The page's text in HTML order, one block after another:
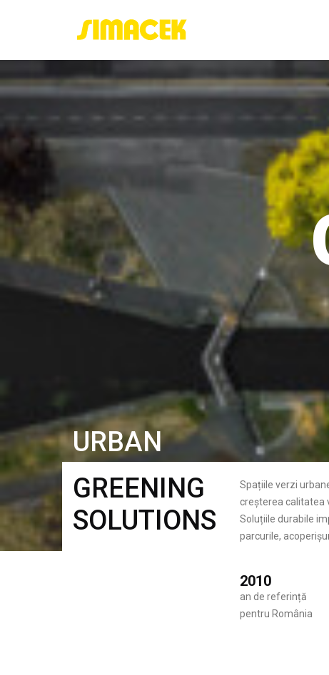
URBAN
GREENING
SOLUTIONS
Spațiile verzi
creșterea calitatea
Soluțiile durabile
parcurile,
2010
an de referință
pentru România